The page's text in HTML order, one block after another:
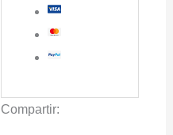
Compartir: